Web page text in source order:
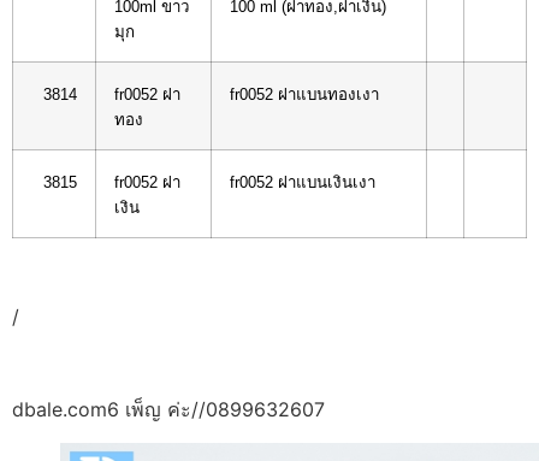
100ml ขาว
มุก
100 ml (ฝาทอง,ฝาเงิน)
3814
fr0052 ฝา
ทอง
fr0052 ฝาแบนทองเงา
3815
fr0052 ฝา
เงิน
fr0052 ฝาแบนเงินเงา
/
dbale.com6 เพ็ญ ค่ะ//0899632607